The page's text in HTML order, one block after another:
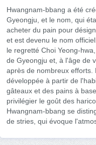
Hwangnam-bbang a été
Gyeongju, et le nom, qui
acheter du pain pour
et est devenu le nom
le regretté Choi Yeong-
de Gyeongju et, à l'âge de
après de nombreux efforts.
développée à partir de
gâteaux et des pains à
privilégier le goût des
Hwangnam-bbang se
de stries, qui évoque